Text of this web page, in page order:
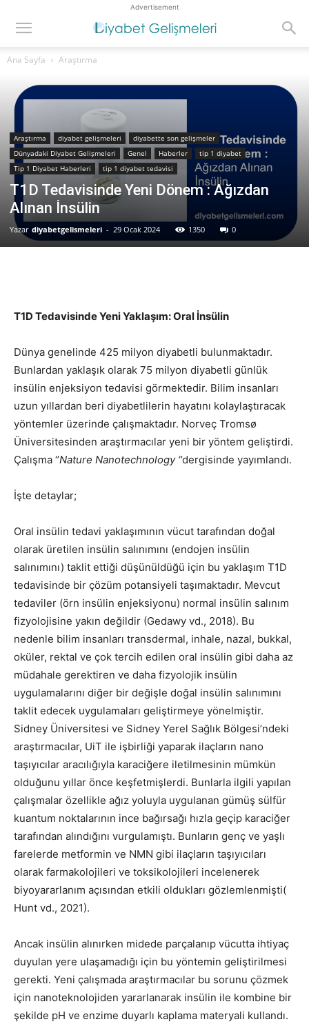
Advertisement
Ana Sayfa Araştırma
Araştırma diyabet gelişmeleri
diyabette son gelişmeler
Dünyadaki Diyabet Gelişmeleri
Genel Haberler
tip 1 diyabet
Tip 1 Diyabet Haberleri
tip 1 diyabet tedavisi
T1D Tedavisinde Yeni Dönem : Ağızdan
Alınan İnsülin
Yazar diyabetgelismeleri - 29 Ocak 2024 1350 0
T1D Tedavisinde Yeni Yaklaşım: Oral İnsülin
Dünya genelinde 425 milyon diyabetli bulunmaktadır.
Bunlardan yaklaşık olarak 75 milyon diyabetli günlük
insülin enjeksiyon tedavisi görmektedir. Bilim insanları
uzun yıllardan beri diyabetlilerin hayatını kolaylaştıracak
yöntemler üzerinde çalışmaktadır. Norveç Tromsø
Üniversitesinden araştırmacılar yeni bir yöntem geliştirdi.
Çalışma ‘’Nature Nanotechnology ‘’dergisinde yayımlandı.
İşte detaylar;
Oral insülin tedavi yaklaşımının vücut tarafından doğal
olarak üretilen insülin salınımını (endojen insülin
salınımını) taklit ettiği düşünüldüğü için bu yaklaşım T1D
tedavisinde bir çözüm potansiyeli taşımaktadır. Mevcut
tedaviler (örn insülin enjeksiyonu) normal insülin salınım
fizyolojisine yakın değildir (Gedawy vd., 2018). Bu
nedenle bilim insanları transdermal, inhale, nazal, bukkal,
oküler, rektal ve çok tercih edilen oral insülin gibi daha az
müdahale gerektiren ve daha fizyolojik insülin
uygulamalarını diğer bir değişle doğal insülin salınımını
taklit edecek uygulamaları geliştirmeye yönelmiştir.
Sidney Üniversitesi ve Sidney Yerel Sağlık Bölgesi’ndeki
araştırmacılar, UiT ile işbirliği yaparak ilaçların nano
taşıyıcılar aracılığıyla karaciğere iletilmesinin mümkün
olduğunu yıllar önce keşfetmişlerdi. Bunlarla ilgili yapılan
çalışmalar özellikle ağız yoluyla uygulanan gümüş sülfür
kuantum noktalarının ince bağırsağı hızla geçip karaciğer
tarafından alındığını vurgulamıştı. Bunların genç ve yaşlı
farelerde metformin ve NMN gibi ilaçların taşıyıcıları
olarak farmakolojileri ve toksikolojileri incelenerek
biyoyararlanım açısından etkili oldukları gözlemlenmişti(
Hunt vd., 2021).
Ancak insülin alınırken midede parçalanıp vücutta ihtiyaç
duyulan yere ulaşamadığı için bu yöntemin geliştirilmesi
gerekti. Yeni çalışmada araştırmacılar bu sorunu çözmek
için nanoteknolojiden yararlanarak insülin ile kombine bir
şekilde pH ve enzime duyarlı kaplama materyali kullandı.